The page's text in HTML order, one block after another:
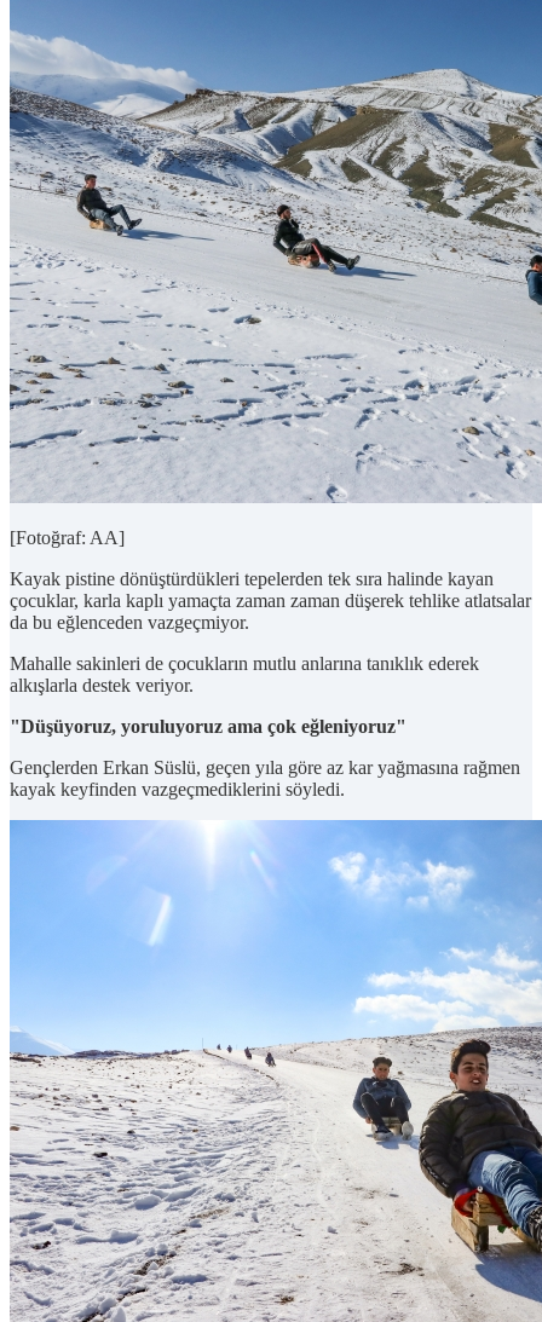
[Fotoğraf: AA]
Kayak pistine dönüştürdükleri tepelerden tek sıra halinde kayan
çocuklar, karla kaplı yamaçta zaman zaman düşerek tehlike atlatsalar
da bu eğlenceden vazgeçmiyor.
Mahalle sakinleri de çocukların mutlu anlarına tanıklık ederek
alkışlarla destek veriyor.
"Düşüyoruz, yoruluyoruz ama çok eğleniyoruz"
Gençlerden Erkan Süslü, geçen yıla göre az kar yağmasına rağmen
kayak keyfinden vazgeçmediklerini söyledi.